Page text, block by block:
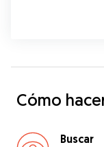
Cómo
Buscar